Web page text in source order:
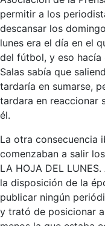
permitir a los
descansar los
lunes era el día en el
del fútbol, y eso hacía
Salas sabía que
tardaría en sumarse,
tardara en reaccionar
él.
La otra consecuencia
comenzaban a salir
LA HOJA DEL
la disposición de la
publicar ningún
y trató de posicionar